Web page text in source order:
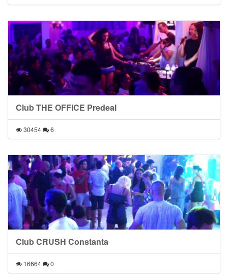
Club THE OFFICE Predeal
30454 6
Club CRUSH Constanta
16664 0